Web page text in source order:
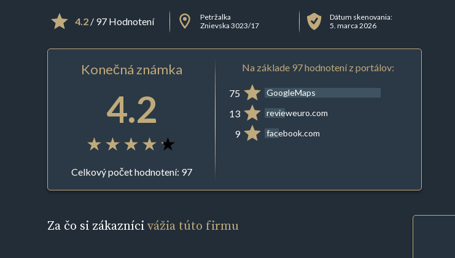
4.2/ 97 Hodnotení
Petržalka
Znievska 3023/17
Dátum skenovania:
5. marca 2026
Konečná známka
4.2
Celkový počet hodnotení: 97
Na základe 97 hodnotení z portálov:
75 GoogleMaps
13 revieweuro.com
9 facebook.com
Za čo si zákaznícivážia túto firmu